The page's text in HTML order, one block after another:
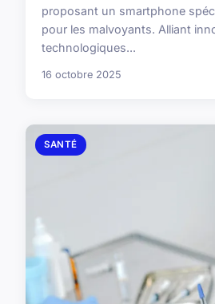
proposant un smartphone
pour les malvoyants. Alliant
technologiques...
16 octobre 2025
SANTÉ